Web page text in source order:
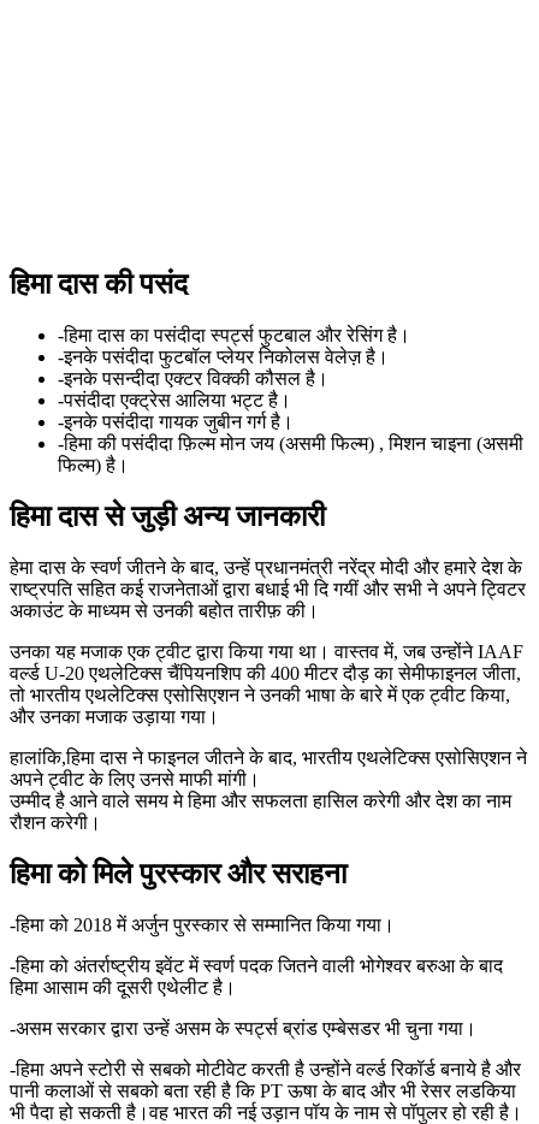
हिमा दास की पसंद
-हिमा दास का पसंदीदा स्पर्ट्स फुटबाल और रेसिंग है।
-इनके पसंदीदा फुटबॉल प्लेयर निकोलस वेलेज़ है।
-इनके पसन्दीदा एक्टर विक्की कौसल है।
-पसंदीदा एक्ट्रेस आलिया भट्ट है।
-इनके पसंदीदा गायक जुबीन गर्ग है।
-हिमा की पसंदीदा फ़िल्म मोन जय (असमी फिल्म) , मिशन चाइना (असमी
फिल्म) है।
हिमा दास से जुड़ी अन्य जानकारी
हेमा दास के स्वर्ण जीतने के बाद, उन्हें प्रधानमंत्री नरेंद्र मोदी और हमारे देश के
राष्ट्रपति सहित कई राजनेताओं द्वारा बधाई भी दि गयीं और सभी ने अपने ट्विटर
अकाउंट के माध्यम से उनकी बहोत तारीफ़ की।
उनका यह मजाक एक ट्वीट द्वारा किया गया था। वास्तव में, जब उन्होंने IAAF
वर्ल्ड U-20 एथलेटिक्स चैंपियनशिप की 400 मीटर दौड़ का सेमीफाइनल जीता,
तो भारतीय एथलेटिक्स एसोसिएशन ने उनकी भाषा के बारे में एक ट्वीट किया,
और उनका मजाक उड़ाया गया।
हालांकि,हिमा दास ने फाइनल जीतने के बाद, भारतीय एथलेटिक्स एसोसिएशन ने
अपने ट्वीट के लिए उनसे माफी मांगी।
उम्मीद है आने वाले समय मे हिमा और सफलता हासिल करेगी और देश का नाम
रौशन करेगी।
हिमा को मिले पुरस्कार और सराहना
-हिमा को 2018 में अर्जुन पुरस्कार से सम्मानित किया गया।
-हिमा को अंतर्राष्ट्रीय इवेंट में स्वर्ण पदक जितने वाली भोगेश्वर बरुआ के बाद
हिमा आसाम की दूसरी एथेलीट है।
-असम सरकार द्वारा उन्हें असम के स्पर्ट्स ब्रांड एम्बेसडर भी चुना गया।
-हिमा अपने स्टोरी से सबको मोटीवेट करती है उन्होंने वर्ल्ड रिकॉर्ड बनाये है और
पानी कलाओं से सबको बता रही है कि PT ऊषा के बाद और भी रेसर लडकिया
भी पैदा हो सकती है।वह भारत की नई उड़ान पॉय के नाम से पॉपुलर हो रही है।